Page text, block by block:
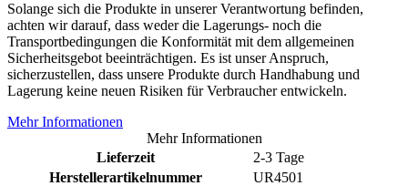
Solange sich die Produkte in unserer Verantwortung befinden,
achten wir darauf, dass weder die Lagerungs- noch die
Transportbedingungen die Konformität mit dem allgemeinen
Sicherheitsgebot beeinträchtigen. Es ist unser Anspruch,
sicherzustellen, dass unsere Produkte durch Handhabung und
Lagerung keine neuen Risiken für Verbraucher entwickeln.
Mehr Informationen
Mehr Informationen
Lieferzeit
2-3 Tage
Herstellerartikelnummer
UR4501